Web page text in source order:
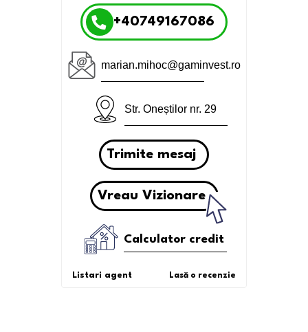
+40749167086
marian.mihoc@gaminvest.ro
Str. Oneștilor nr. 29
Trimite mesaj
Vreau Vizionare
Calculator credit
Listari agent Lasă o recenzie